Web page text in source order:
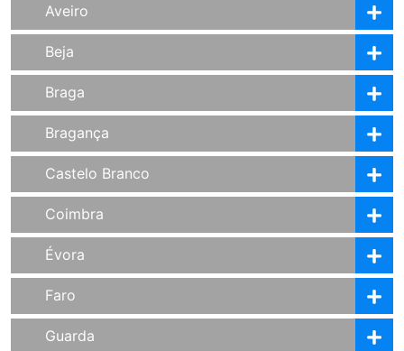
Aveiro
Beja
Braga
Bragança
Castelo Branco
Coimbra
Évora
Faro
Guarda